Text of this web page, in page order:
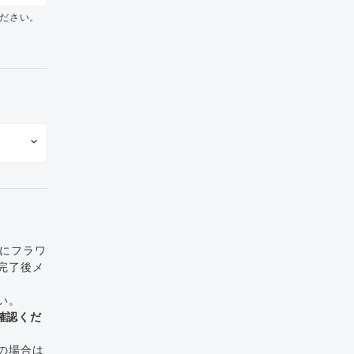
さい。
フラワ
了後メ
。
認くだ
場合は